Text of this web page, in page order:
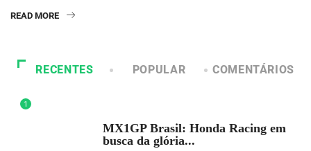
READ MORE
RECENTES POPULAR COMENTÁRIOS
1
MX1GP Brasil: Honda Racing em
busca da glória...